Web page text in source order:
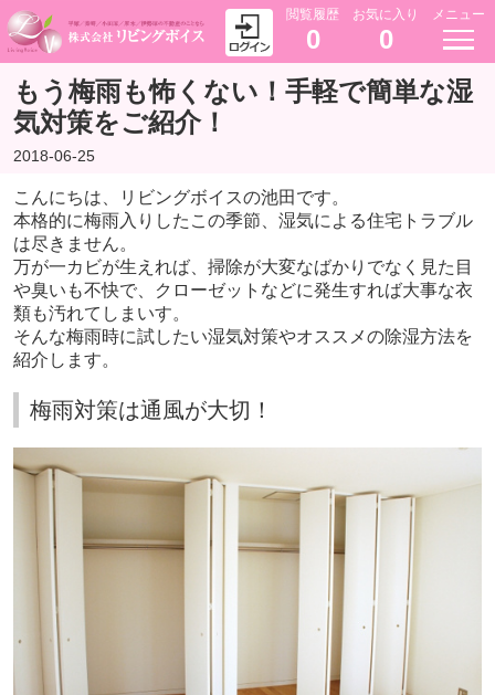
閲覧履歴
0
お気に入り
0
メニュー
もう梅雨も怖くない！手軽で簡単な湿
気対策をご紹介！
2018-06-25
こんにちは、リビングボイスの池田です。
本格的に梅雨入りしたこの季節、湿気による住宅トラブル
は尽きません。
万が一カビが生えれば、掃除が大変なばかりでなく見た目
や臭いも不快で、クローゼットなどに発生すれば大事な衣
類も汚れてしまいす。
そんな梅雨時に試したい湿気対策やオススメの除湿方法を
紹介します。
梅雨対策は通風が大切！